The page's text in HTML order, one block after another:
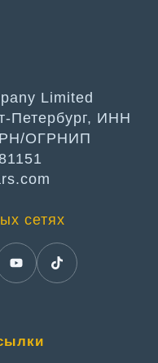
Limited
Петербург, ИНН
ОГРНИП
сетях